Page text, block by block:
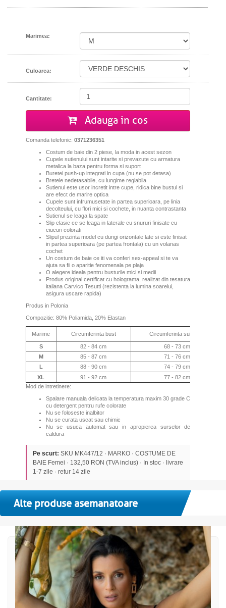
Marimea:
Culoarea:
Cantitate:
Adauga in cos
Comanda telefonic: 0371236351
Costum de baie din 2 piese, la moda in acest sezon
Cupele sutienului sunt intarite si prevazute cu armatura
metalica la baza pentru forma si suport
Buretei push-up integrati in cupa (nu se pot detasa)
Bretele nedetasabile, cu lungime reglabila
Sutienul este usor incretit intre cupe, ridica bine bustul si
are efect de marire optica
Cupele sunt infrumusetate in partea superioara, pe linia
decolteului, cu flori mici si cochete, in nuanta contrastanta
Sutienul se leaga la spate
Slip clasic ce se leaga in laterale cu snururi finisate cu
ciucuri colorati
Slipul prezinta model cu dungi orizontale late si este finisat
in partea superioara (pe partea frontala) cu un volanas
cochet
Un costum de baie ce iti va conferi sex-appeal si te va
ajuta sa fii o aparitie fenomenala pe plaja
O alegere ideala pentru busturile mici si medii
Produs original certificat cu holograma, realizat din tesatura
italiana Carvico Tesutti (rezistenta la lumina soarelui,
asigura uscare rapida)
Produs in Polonia
Compozitie: 80% Poliamida, 20% Elastan
Marime Circumferinta bust Circumferinta sub bust
S 82 - 84 cm
68 - 73 cm
M
85 - 87 cm
71 - 76 cm
L
88 - 90 cm
74 - 79 cm
XL
91 - 92 cm
77 - 82 cm
Mod de intretinere:
Spalare manuala delicata la temperatura maxim 30 grade C
cu detergent pentru rufe colorate
Nu se foloseste inalbitor
Nu se curata uscat sau chimic
Nu se usuca automat sau in apropierea surselor de
caldura
Pe scurt: SKU MK447/12 · MARKO · COSTUME DE
BAIE Femei · 132,50 RON (TVA inclus) · In stoc · livrare
1-7 zile · retur 14 zile
Alte produse asemanatoare